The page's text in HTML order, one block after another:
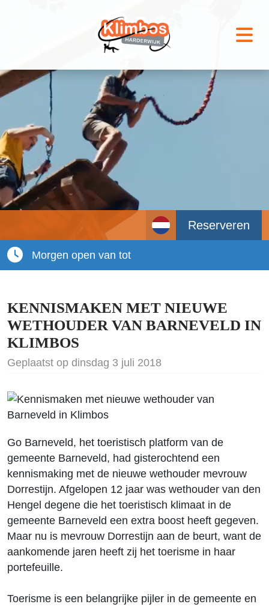
Reserveren
Morgen open van tot
KENNISMAKEN MET NIEUWE
WETHOUDER VAN BARNEVELD IN
KLIMBOS
Geplaatst op dinsdag 3 juli 2018
Go Barneveld, het toeristisch platform van de
gemeente Barneveld, had gisterochtend een
kennismaking met de nieuwe wethouder mevrouw
Dorrestijn. Afgelopen 12 jaar was wethouder van den
Hengel degene die het toeristisch klimaat in de
gemeente Barneveld een extra boost heeft gegeven.
Maar nu is mevrouw Dorrestijn aan de beurt, want de
aankomende jaren heeft zij het toerisme in haar
portefeuille.
Toerisme is een belangrijke pijler in de gemeente en